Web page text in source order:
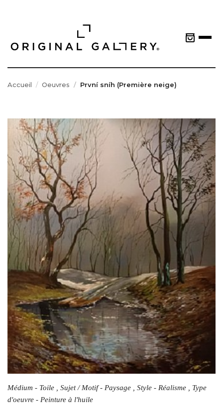
Accueil Oeuvres První sníh (Première neige)
Médium - Toile , Sujet / Motif - Paysage , Style - Réalisme , Type
d'oeuvre - Peinture à l'huile